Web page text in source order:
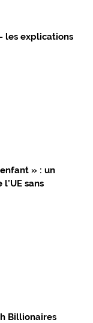
les explications
» : un
sans
Billionaires